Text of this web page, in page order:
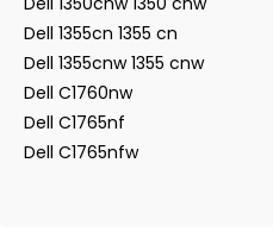
Dell 1355cn 1355 cn
Dell 1355cnw 1355 cnw
Dell C1760nw
Dell C1765nf
Dell C1765nfw